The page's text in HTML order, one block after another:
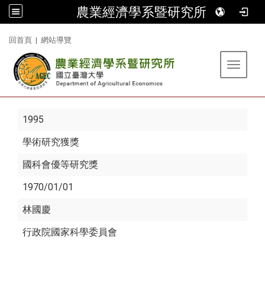
農業經濟學系暨研究所
回首頁 | 網站導覽
Toggle
1995
學術研究獲獎
國科會優等研究獎
1970/01/01
林國慶
行政院國家科學委員會